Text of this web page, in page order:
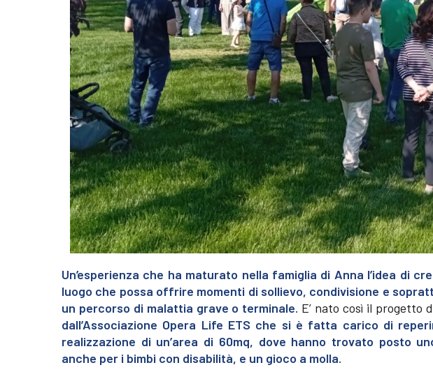
Un’esperienza che ha maturato nella famiglia di Anna l’idea di
luogo che possa offrire momenti di sollievo, condivisione e
un percorso di malattia grave o terminale. E’ nato così il progetto
dall’Associazione Opera Life ETS che si è fatta carico di
realizzazione di un’area di 60mq, dove hanno trovato posto
anche per i bimbi con disabilità, e un gioco a molla.